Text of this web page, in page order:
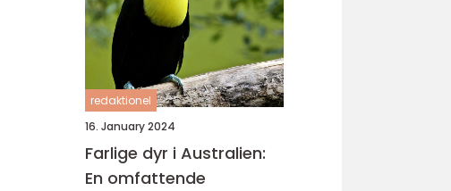
redaktionel
16. January 2024
Farlige dyr i Australien:
En omfattende